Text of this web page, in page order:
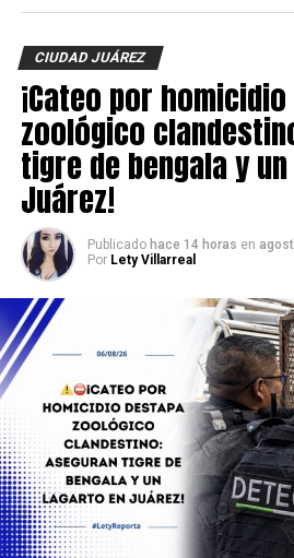
revelada y las autoridades
investigaciones para esclarecer el
con los responsables.
CIUDAD JUÁREZ
¡Cateo por
zoológico
tigre de bengala y
Juárez!
Publicado hace 14 horas en
Por Lety Villarreal